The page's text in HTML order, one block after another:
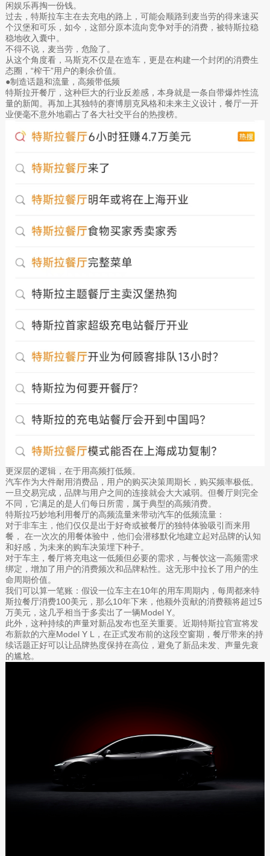
闲娱乐再掏一份钱。
过去，特斯拉车主在去充电的路上，可能会顺路到麦当劳的得来速买
个汉堡和可乐，如今，这部分原本流向竞争对手的消费，被特斯拉稳
稳地收入囊中。
不得不说，麦当劳，危险了。
从这个角度看，马斯克不仅是在造车，更是在构建一个封闭的消费生
态圈，“榨干”用户的剩余价值。
●制造话题和流量，高频带低频
特斯拉开餐厅，这种巨大的行业反差感，本身就是一条自带爆炸性流
量的新闻。再加上其独特的赛博朋克风格和未来主义设计，餐厅一开
业便毫不意外地霸占了各大社交平台的热搜榜。
更深层的逻辑，在于用高频打低频。
汽车作为大件耐用消费品，用户的购买决策周期长，购买频率极低。
一旦交易完成，品牌与用户之间的连接就会大大减弱。但餐厅则完全
不同，它满足的是人们每日所需，属于典型的高频消费。
特斯拉巧妙地利用餐厅的高频流量来带动汽车的低频流量：
对于非车主，他们仅仅是出于好奇或被餐厅的独特体验吸引而来用
餐， 在一次次的用餐体验中，他们会潜移默化地建立起对品牌的认知
和好感，为未来的购车决策埋下种子。
对于车主，餐厅将充电这一低频但必要的需求，与餐饮这一高频需求
绑定，增加了用户的消费频次和品牌粘性。这无形中拉长了用户的生
命周期价值。
我们可以算一笔账：假设一位车主在10年的用车周期内，每周都来特
斯拉餐厅消费100美元，那么10年下来，他额外贡献的消费额将超过5
万美元，这几乎相当于多卖出了一辆Model Y。
此外，这种持续的声量对新品发布也至关重要。近期特斯拉官宣将发
布新款的六座Model Y L，在正式发布前的这段空窗期，餐厅带来的持
续话题正好可以让品牌热度保持在高位，避免了新品未发、声量先衰
的尴尬。